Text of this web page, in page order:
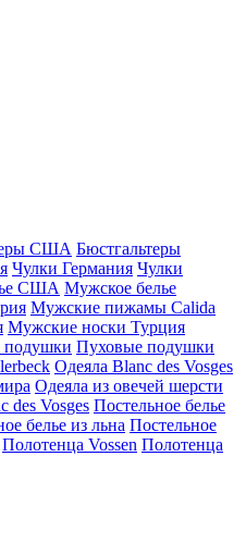
США Бюстгальтеры
Чулки Германия Чулки
США Мужское белье
Мужские пижамы Calida
Мужские носки Турция
подушки Пуховые подушки
Одеяла Blanc des Vosges
Одеяла из овечей шерсти
des Vosges Постельное белье
белье из льна Постельное
Полотенца Vossen Полотенца